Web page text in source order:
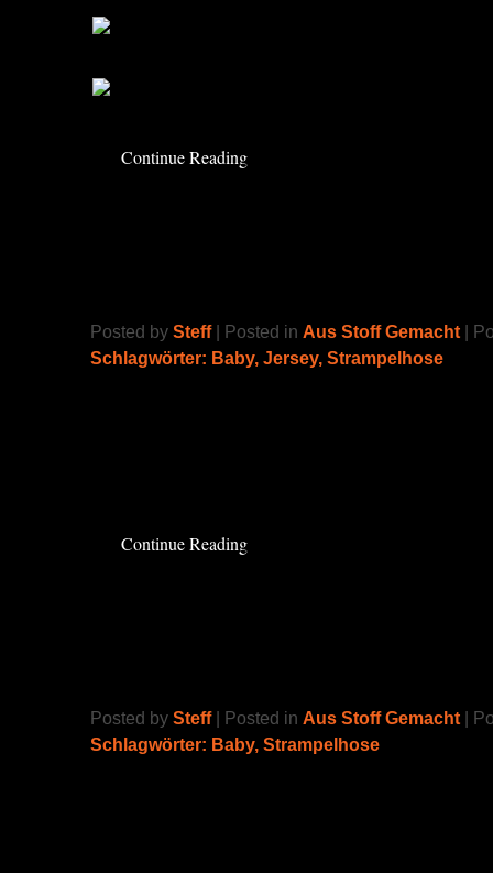
Continue Reading
Posted by Steff| Posted in Aus Stoff Gemacht |
Schlagwörter: Baby, Jersey, Strampelhose
Continue Reading
Posted by Steff| Posted in Aus Stoff Gemacht |
Schlagwörter: Baby, Strampelhose